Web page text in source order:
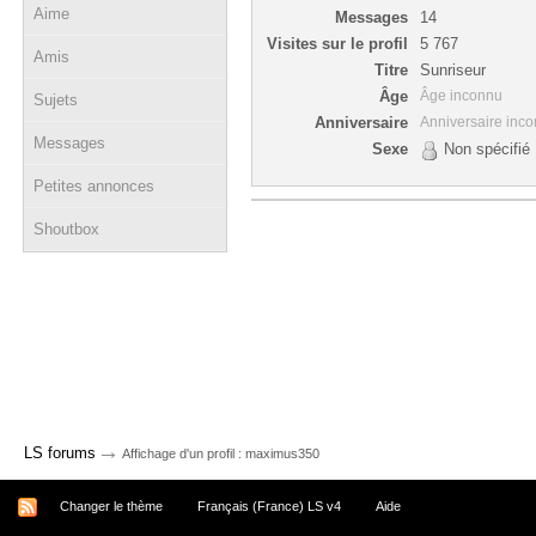
Aime
Amis
Sujets
Messages
Petites annonces
Shoutbox
Messages
14
Visites sur le profil
5 767
Titre
Sunriseur
Âge
Âge inconnu
Anniversaire Anniversaire
Sexe Non spécifié
LS forums → Affichage d'un profil : maximus350
Changer le thème Français (France) LS v4 Aide